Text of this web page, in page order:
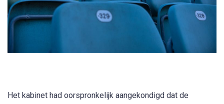
Het kabinet had oorspronkelijk aangekondigd dat de